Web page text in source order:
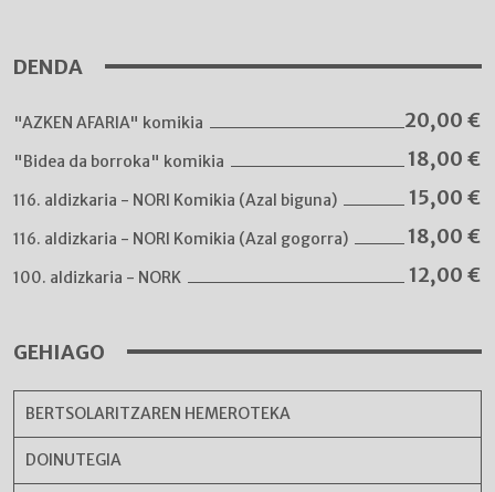
DENDA
"AZKEN AFARIA" komikia 20,00 €
"Bidea da borroka" komikia 18,00 €
116. aldizkaria - NORI Komikia (Azal biguna) 15,00 €
116. aldizkaria - NORI Komikia (Azal gogorra) 18,00 €
100. aldizkaria - NORK 12,00 €
GEHIAGO
BERTSOLARITZAREN HEMEROTEKA
DOINUTEGIA